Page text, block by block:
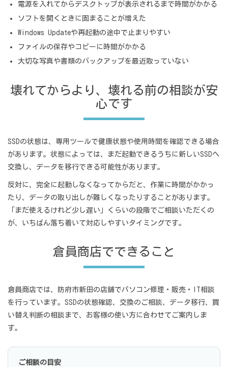
電源を入れてからデスクトップが表示されるまで時間がかかる
ソフトを開くときに固まることが増えた
Windows Updateや再起動の途中で止まりやすい
ファイルの保存やコピーに時間がかかる
大切な写真や書類のバックアップを最近取っていない
壊れてからより、壊れる前の相談が安
心です
SSDの状態は、専用ツールで健康状態や使用時間を確認できる場合
があります。状態によっては、まだ起動できるうちに新しいSSDへ
交換し、データを移行できる可能性があります。
反対に、完全に起動しなくなってからだと、作業に時間がかかっ
たり、データの取り出しが難しくなったりすることがあります。
「まだ使えるけれど少し遅い」くらいの段階でご相談いただくの
が、いちばん落ち着いて対応しやすいタイミングです。
倉員商店でできること
倉員商店では、防府市新田の店舗でパソコン修理・販売・IT相談
を行っています。SSDの状態確認、交換のご相談、データ移行、買
い替え判断の相談まで、お客様の使い方に合わせてご案内しま
す。
ご相談の目安